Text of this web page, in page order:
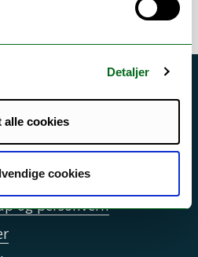
Detaljer
alle cookies
cookies
og personvern